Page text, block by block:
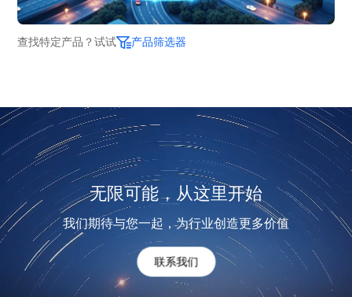
查找特定产品？试试 产品筛选器
无限可能，从这里开始
我们期待与您一起，为行业创造更多价值
联系我们